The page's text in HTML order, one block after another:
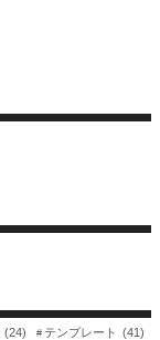
(24) テンプレート (41)